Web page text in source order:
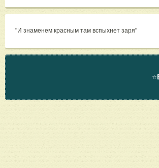
"И знаменем красным там вспыхнет заря"
⭐